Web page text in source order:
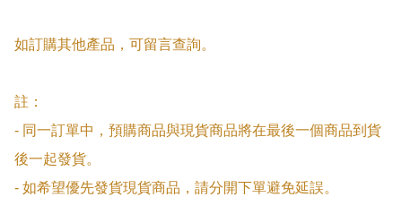
如訂購其他產品，可留言查詢。
註：
- 同一訂單中，預購商品與現貨商品將在最後一個商品到貨
後一起發貨。
- 如希望優先發貨現貨商品，請分開下單避免延誤。